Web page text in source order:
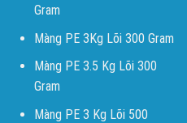
Gram
Màng PE 3Kg Lõi 300 Gram
Màng PE 3.5 Kg Lõi 300
Gram
Màng PE 3 Kg Lõi 500